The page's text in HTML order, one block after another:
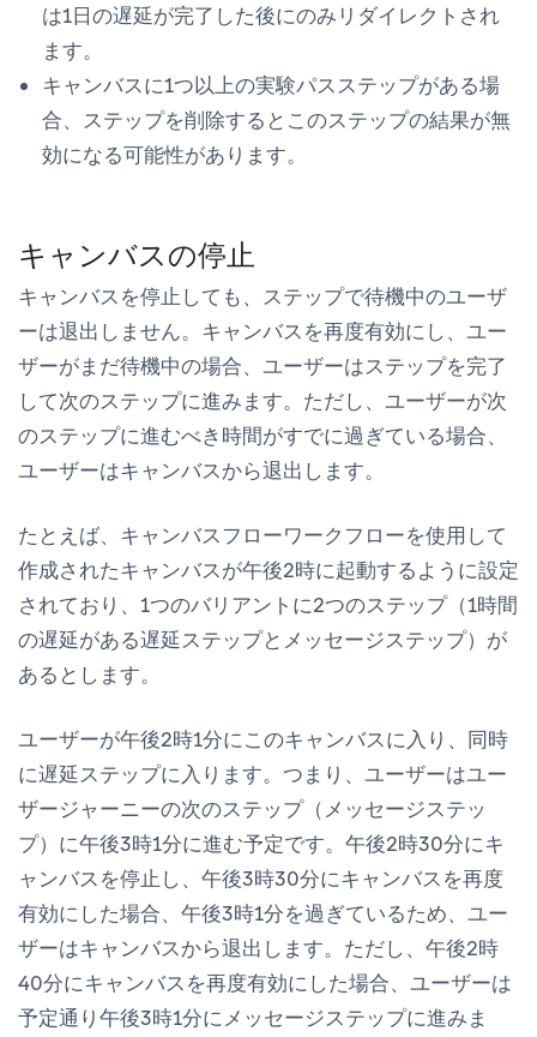
は1日の遅延が完了した後にのみリダイレクトされ
ます。
キャンバスに1つ以上の実験パスステップがある場
合、ステップを削除するとこのステップの結果が無
効になる可能性があります。
キャンバスの停止
キャンバスを停止しても、ステップで待機中のユーザ
ーは退出しません。キャンバスを再度有効にし、ユー
ザーがまだ待機中の場合、ユーザーはステップを完了
して次のステップに進みます。ただし、ユーザーが次
のステップに進むべき時間がすでに過ぎている場合、
ユーザーはキャンバスから退出します。
たとえば、キャンバスフローワークフローを使用して
作成されたキャンバスが午後2時に起動するように設定
されており、1つのバリアントに2つのステップ（1時間
の遅延がある遅延ステップとメッセージステップ）が
あるとします。
ユーザーが午後2時1分にこのキャンバスに入り、同時
に遅延ステップに入ります。つまり、ユーザーはユー
ザージャーニーの次のステップ（メッセージステッ
プ）に午後3時1分に進む予定です。午後2時30分にキ
ャンバスを停止し、午後3時30分にキャンバスを再度
有効にした場合、午後3時1分を過ぎているため、ユー
ザーはキャンバスから退出します。ただし、午後2時
40分にキャンバスを再度有効にした場合、ユーザーは
予定通り午後3時1分にメッセージステップに進みま